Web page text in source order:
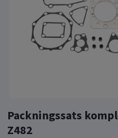
Packningssats
Z482